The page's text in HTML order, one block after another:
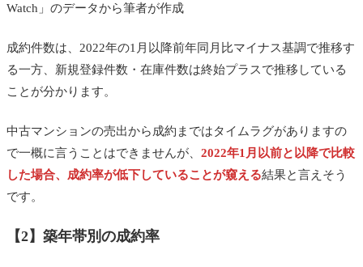
Watch」のデータから筆者が作成
成約件数は、2022年の1月以降前年同月比マイナス基調で推移す
る一方、新規登録件数・在庫件数は終始プラスで推移している
ことが分かります。
中古マンションの売出から成約まではタイムラグがありますの
で一概に言うことはできませんが、 2022年1月以前と以降で比較
した場合、成約率が低下していることが窺える結果と言えそう
です。
【2】築年帯別の成約率